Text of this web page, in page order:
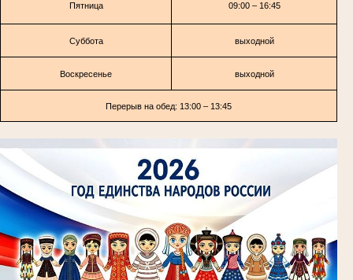
Пятница 09:00 – 16:45
Суббота выходной
Воскресенье выходной
Перерыв на обед: 13:00 – 13:45